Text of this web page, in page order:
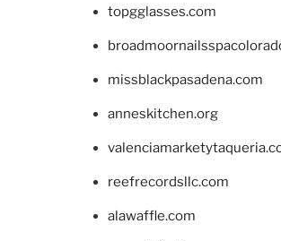
topgglasses.com
missblackpasadena.com
anneskitchen.org
reefrecordsllc.com
alawaffle.com